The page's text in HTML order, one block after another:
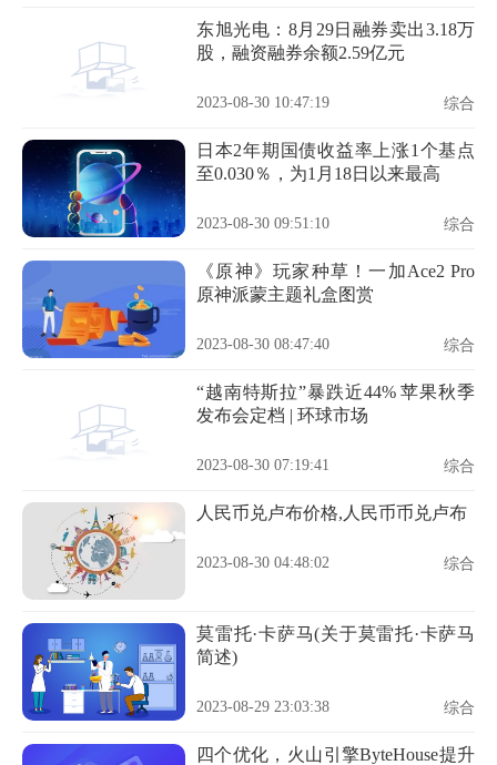
东旭光电：8月29日融券卖出3.18万
股，融资融券余额2.59亿元
2023-08-30 10:47:19 综合
日本2年期国债收益率上涨1个基点
至0.030％，为1月18日以来最高
2023-08-30 09:51:10 综合
《原神》玩家种草！一加Ace2 Pro
原神派蒙主题礼盒图赏
2023-08-30 08:47:40 综合
“越南特斯拉”暴跌近44% 苹果秋季
发布会定档 | 环球市场
2023-08-30 07:19:41 综合
人民币兑卢布价格,人民币币兑卢布
2023-08-30 04:48:02 综合
莫雷托·卡萨马(关于莫雷托·卡萨马
简述)
2023-08-29 23:03:38 综合
四个优化，火山引擎ByteHouse提升